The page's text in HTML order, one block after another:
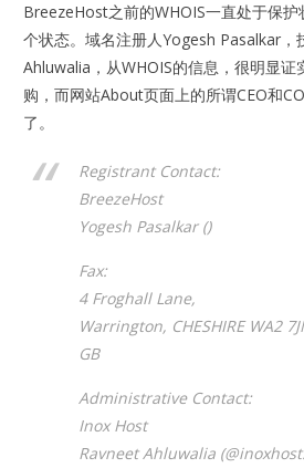
BreezeHost之前的WHOIS一直处于保
个状态。域名注册人Yogesh Pasalkar，
Ahluwalia，从WHOIS的信息，很明显
购，而网站About页面上的所谓CEO和
了。
Registrant Contact:
BreezeHost
Yogesh Pasalkar ()
Fax:
4 Froghall Lane,
Warrington, CHESHIRE WA2
GB
Administrative Contact:
Inox Host
Ravneet Ahluwalia